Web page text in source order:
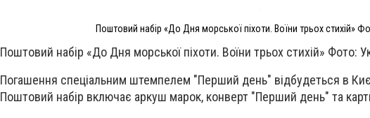
Поштовий набір «До Дня морської піхоти. Воїни трьох стихій»
Поштовий набір «До Дня морської піхоти. Воїни трьох стихій» Фото:
Погашення спеціальним штемпелем "Перший день" відбудеться в
Поштовий набір включає аркуш марок, конверт "Перший день" та